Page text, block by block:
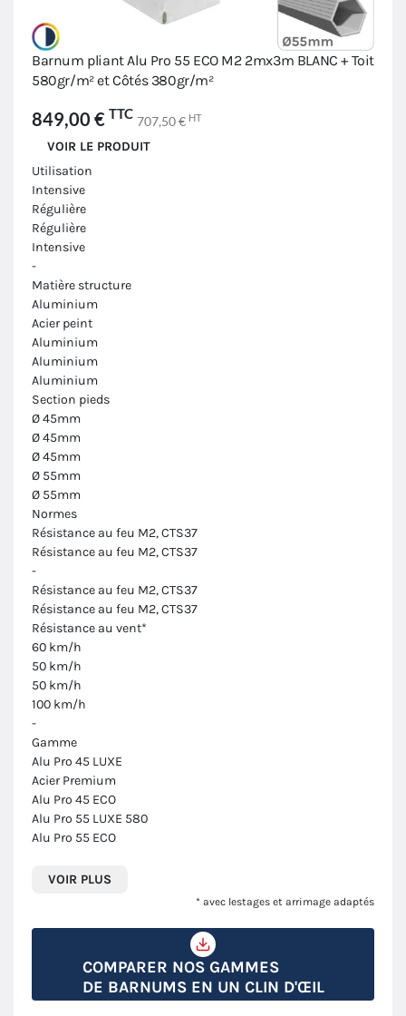
Barnum pliant Alu Pro 55 ECO M2 2mx3m BLANC + Toit
580gr/m² et Côtés 380gr/m²
849,00 € TTC 707,50 € HT
VOIR LE PRODUIT
Utilisation
Intensive
Régulière
Régulière
Intensive
-
Matière structure
Aluminium
Acier peint
Aluminium
Aluminium
Aluminium
Section pieds
Ø 45mm
Ø 45mm
Ø 45mm
Ø 55mm
Ø 55mm
Normes
Résistance au feu M2, CTS37
Résistance au feu M2, CTS37
-
Résistance au feu M2, CTS37
Résistance au feu M2, CTS37
Résistance au vent*
60 km/h
50 km/h
50 km/h
100 km/h
-
Gamme
Alu Pro 45 LUXE
Acier Premium
Alu Pro 45 ECO
Alu Pro 55 LUXE 580
Alu Pro 55 ECO
VOIR PLUS
* avec lestages et arrimage adaptés
COMPARER NOS GAMMES
DE BARNUMS EN UN CLIN D'ŒIL